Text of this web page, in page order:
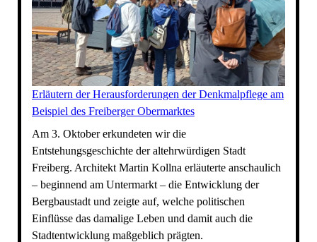
Erläutern der Herausforderungen der Denkmalpflege am
Beispiel des Freiberger Obermarktes
Am 3. Oktober erkundeten wir die
Entstehungsgeschichte der altehrwürdigen Stadt
Freiberg. Architekt Martin Kollna erläuterte anschaulich
– beginnend am Untermarkt – die Entwicklung der
Bergbaustadt und zeigte auf, welche politischen
Einflüsse das damalige Leben und damit auch die
Stadtentwicklung maßgeblich prägten.